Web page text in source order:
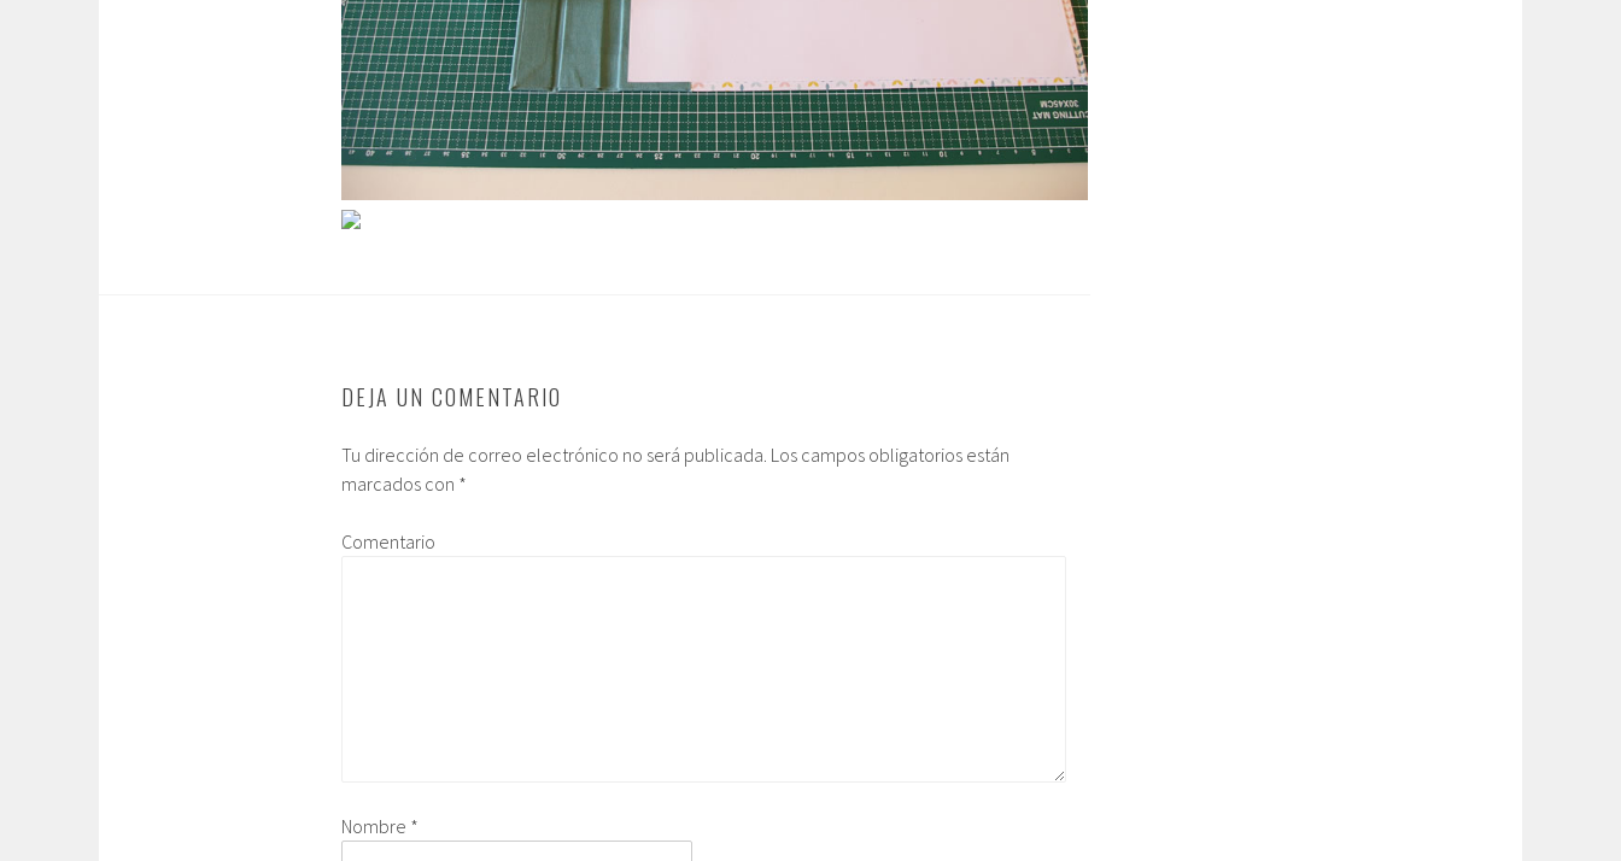
DEJA UN COMENTARIO
Tu dirección de correo electrónico no será publicada. Los campos obligatorios están
marcados con *
Comentario
Nombre *